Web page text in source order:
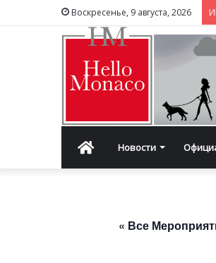
Воскресенье, 9 августа, 2026
ГлавнаяНовости
« Все